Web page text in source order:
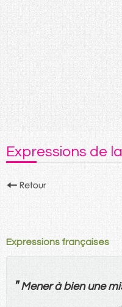
Expressions de
Expressions françaises
" Mener à bien une